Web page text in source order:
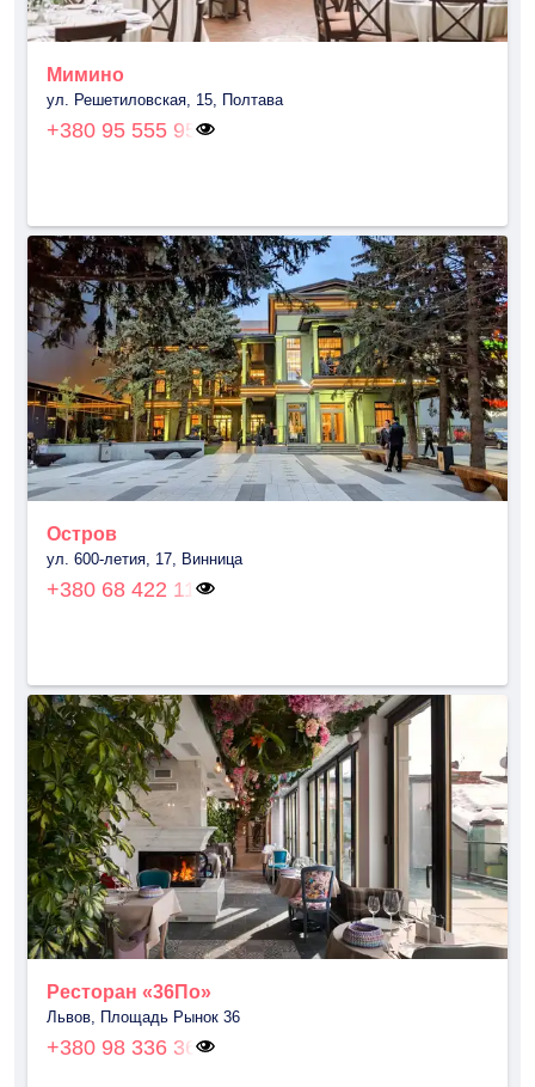
Мимино
ул. Решетиловская, 15, Полтава
+380 95 555 95
Остров
ул. 600-летия, 17, Винница
+380 68 422 11
Ресторан «36По»
Львов, Площадь Рынок 36
+380 98 336 36